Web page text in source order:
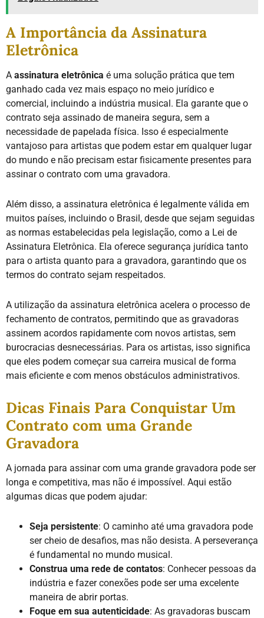
A Importância da Assinatura
Eletrônica
A assinatura eletrônica é uma solução prática que tem
ganhado cada vez mais espaço no meio jurídico e
comercial, incluindo a indústria musical. Ela garante que o
contrato seja assinado de maneira segura, sem a
necessidade de papelada física. Isso é especialmente
vantajoso para artistas que podem estar em qualquer lugar
do mundo e não precisam estar fisicamente presentes para
assinar o contrato com uma gravadora.
Além disso, a assinatura eletrônica é legalmente válida em
muitos países, incluindo o Brasil, desde que sejam seguidas
as normas estabelecidas pela legislação, como a Lei de
Assinatura Eletrônica. Ela oferece segurança jurídica tanto
para o artista quanto para a gravadora, garantindo que os
termos do contrato sejam respeitados.
A utilização da assinatura eletrônica acelera o processo de
fechamento de contratos, permitindo que as gravadoras
assinem acordos rapidamente com novos artistas, sem
burocracias desnecessárias. Para os artistas, isso significa
que eles podem começar sua carreira musical de forma
mais eficiente e com menos obstáculos administrativos.
Dicas Finais Para Conquistar Um
Contrato com uma Grande
Gravadora
A jornada para assinar com uma grande gravadora pode ser
longa e competitiva, mas não é impossível. Aqui estão
algumas dicas que podem ajudar:
Seja persistente: O caminho até uma gravadora pode
ser cheio de desafios, mas não desista. A perseverança
é fundamental no mundo musical.
Construa uma rede de contatos: Conhecer pessoas da
indústria e fazer conexões pode ser uma excelente
maneira de abrir portas.
Foque em sua autenticidade: As gravadoras buscam